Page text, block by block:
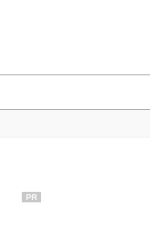
PR